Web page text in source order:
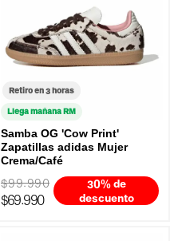
Retiro en 3 horas
Llega mañana RM
Samba OG 'Cow Print'
Zapatillas adidas Mujer
Crema/Café
$99.990
$69.990
30% de
descuento